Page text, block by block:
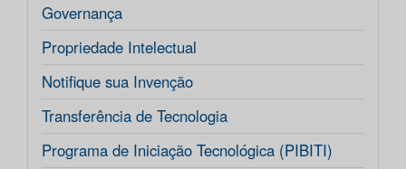
Governança
Propriedade Intelectual
Notifique sua Invenção
Transferência de Tecnologia
Programa de Iniciação Tecnológica (PIBITI)